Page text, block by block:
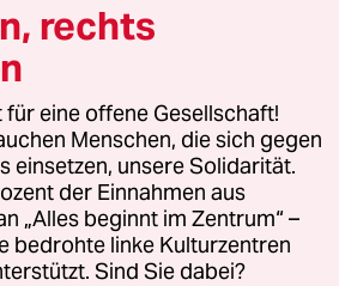
Vertriebs GmbH
rechtlichen Fragen oder für Genehmigungen
lizenzen@taz.de
Kommune-Richtlinien
Impressum AGB
rechts
eine offene Gesellschaft!
Menschen, die sich gegen
einsetzen, unsere Solidarität.
der Einnahmen aus
„Alles beginnt im Zentrum“ –
bedrohte linke Kulturzentren
Sind Sie dabei?